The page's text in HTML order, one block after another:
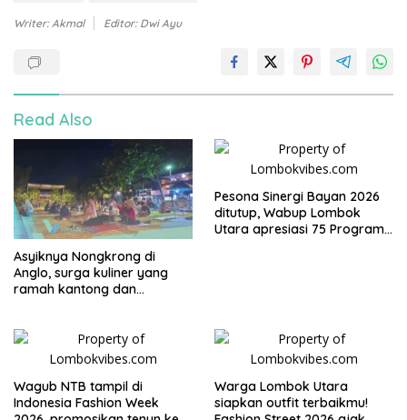
Writer: Akmal Editor: Dwi Ayu
Read Also
Asyiknya Nongkrong di
Anglo, surga kuliner yang
ramah kantong dan
Pesona Sinergi Bayan 2026
ditutup, Wabup Lombok
Utara apresiasi 75 Program
Wagub NTB tampil di
Indonesia Fashion Week
Warga Lombok Utara
siapkan outfit terbaikmu!